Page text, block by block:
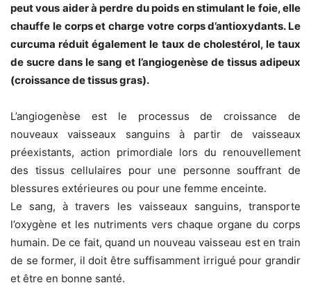
peut vous aider à perdre du poids en stimulant le foie, elle
chauffe le corps et charge votre corps d’antioxydants. Le
curcuma réduit également le taux de cholestérol, le taux
de sucre dans le sang et l’angiogenèse de tissus adipeux
(croissance de tissus gras).
L’angiogenèse est le processus de croissance de
nouveaux vaisseaux sanguins à partir de vaisseaux
préexistants, action primordiale lors du renouvellement
des tissus cellulaires pour une personne souffrant de
blessures extérieures ou pour une femme enceinte.
Le sang, à travers les vaisseaux sanguins, transporte
l’oxygène et les nutriments vers chaque organe du corps
humain. De ce fait, quand un nouveau vaisseau est en train
de se former, il doit être suffisamment irrigué pour grandir
et être en bonne santé.